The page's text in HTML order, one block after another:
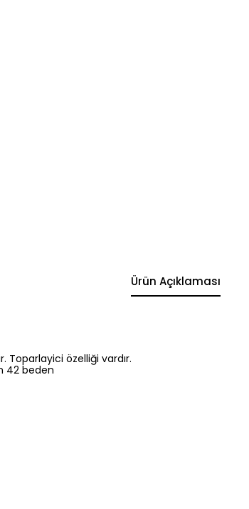
Ürün Açıklaması
Toparlayici özelliği vardır.
42 beden